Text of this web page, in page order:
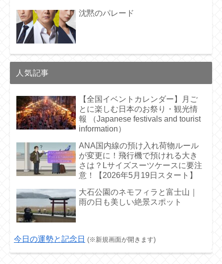
沈黙のパレード
人気記事
【全国イベントカレンダー】月ご
とに楽しむ日本のお祭り・観光情
報 （Japanese festivals and tourist
information）
ANA国内線の預け入れ荷物ルール
が変更に！飛行機で預けれる大き
さは？Lサイズスーツケースに要注
意！【2026年5月19日スタート】
大石公園のネモフィラと富士山｜
雨の日も美しい絶景スポット
今日の運勢と記念日 (※新規画面が開きます)